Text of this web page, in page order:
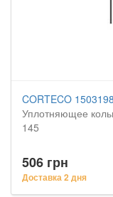
CORTECO
Уплотняющее
145
506 грн
Доставка 2 дня